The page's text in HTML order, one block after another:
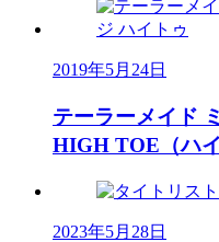
2019年5月24日
テーラーメイド
HIGH TOE（ハ
2023年5月28日